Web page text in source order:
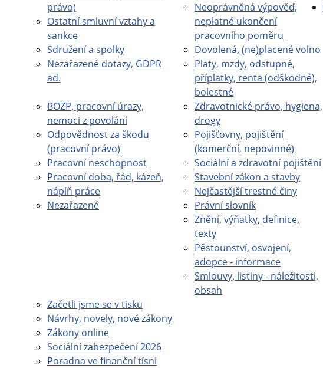
právo)
Ostatní smluvní vztahy a
sankce
Sdružení a spolky
Nezařazené dotazy, GDPR
ad.
Neoprávněná výpověď,
neplatné ukončení
pracovního poměru
Dovolená, (ne)placené volno
Platy, mzdy, odstupné,
příplatky, renta (odškodné),
bolestné
BOZP, pracovní úrazy,
nemoci z povolání
Odpovědnost za škodu
(pracovní právo)
Pracovní neschopnost
Pracovní doba, řád, kázeň,
náplň práce
Nezařazené
Zdravotnické právo, hygiena,
drogy
Pojišťovny, pojištění
(komerční, nepovinné)
Sociální a zdravotní pojištění
Stavební zákon a stavby
Nejčastější trestné činy
Právní slovník
Znění, výňatky, definice,
texty
Pěstounství, osvojení,
adopce - informace
Smlouvy, listiny - náležitosti,
obsah
Začetli jsme se v tisku
Návrhy, novely, nové zákony
Zákony online
Sociální zabezpečení 2026
Poradna ve finanční tísni